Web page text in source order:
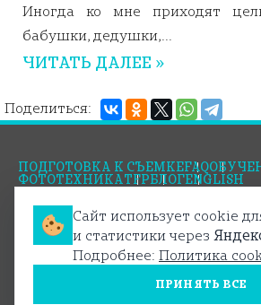
Иногда ко мне приходят
бабушки, дедушки,...
ЧИТАТЬ ДАЛЕЕ »
Поделиться:
© PHOTOCREW.RU 2011-2026
ИНН: 701738842860
ИП Матюнин Сергей Александрович
ПОДГОТОВКА К СЪЕМКЕFAQ
ФОТОТЕХНИКАTFPБЛОГENGLISH
Правила оплаты Условия возврата
Политика конфиденциальности
Политика cookie
Сайт использует cookie
и статистики через
Подробнее: Политика
ПРИНЯТЬ ВСЕ